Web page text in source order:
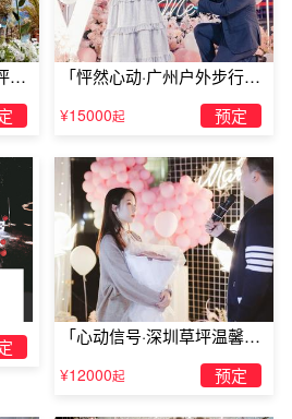
平栀子花开主题客栈
浪
「怦然心动·广州户外步行街
求婚」
¥15000起 预定
「心动信号·深圳草坪温馨求
¥12000起 预定